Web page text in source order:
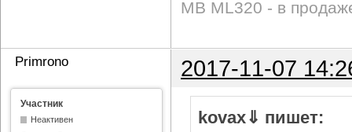
MB ML320 - в
Primrono 2017-11-07
Участник
Неактивен
kovax⇓ пишет: